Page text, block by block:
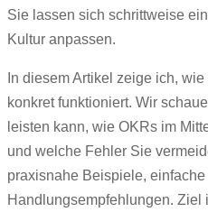
Sie lassen sich schrittweise
Kultur anpassen.
In diesem Artikel zeige ich,
konkret funktioniert. Wir
leisten kann, wie OKRs im
und welche Fehler Sie
praxisnahe Beispiele,
Handlungsempfehlungen. Ziel